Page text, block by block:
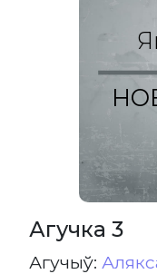
Агучка 3
Агучыў: